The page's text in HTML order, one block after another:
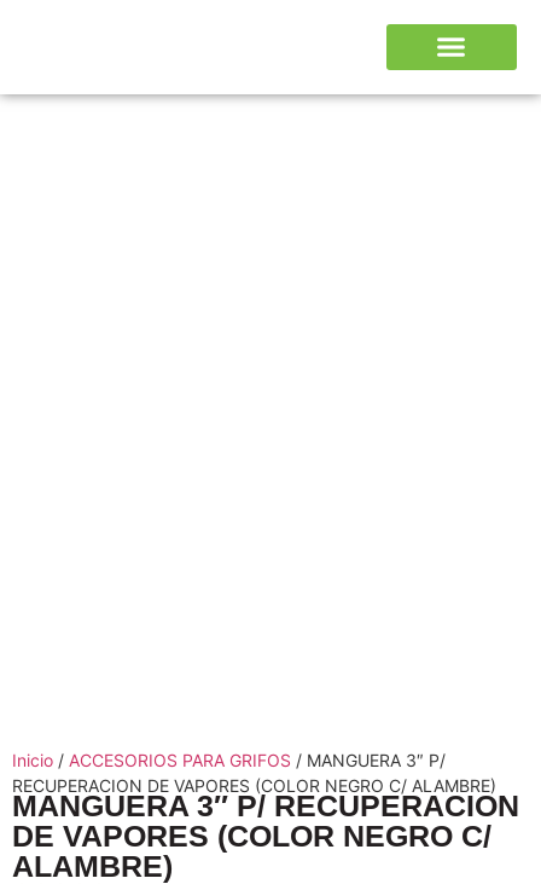
Inicio / ACCESORIOS PARA GRIFOS / MANGUERA 3″ P/
RECUPERACION DE VAPORES (COLOR NEGRO C/ ALAMBRE)
MANGUERA 3″ P/ RECUPERACION
DE VAPORES (COLOR NEGRO C/
ALAMBRE)